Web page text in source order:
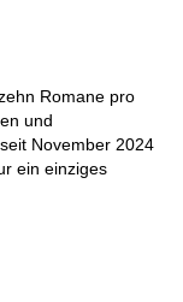
Romane pro
und
November 2024
ein einziges